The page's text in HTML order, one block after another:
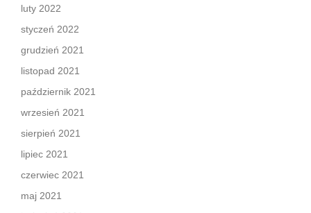
luty 2022
styczeń 2022
grudzień 2021
listopad 2021
październik 2021
wrzesień 2021
sierpień 2021
lipiec 2021
czerwiec 2021
maj 2021